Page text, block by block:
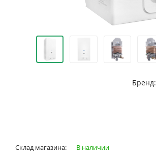
Бренд:
Склад магазина: В наличии